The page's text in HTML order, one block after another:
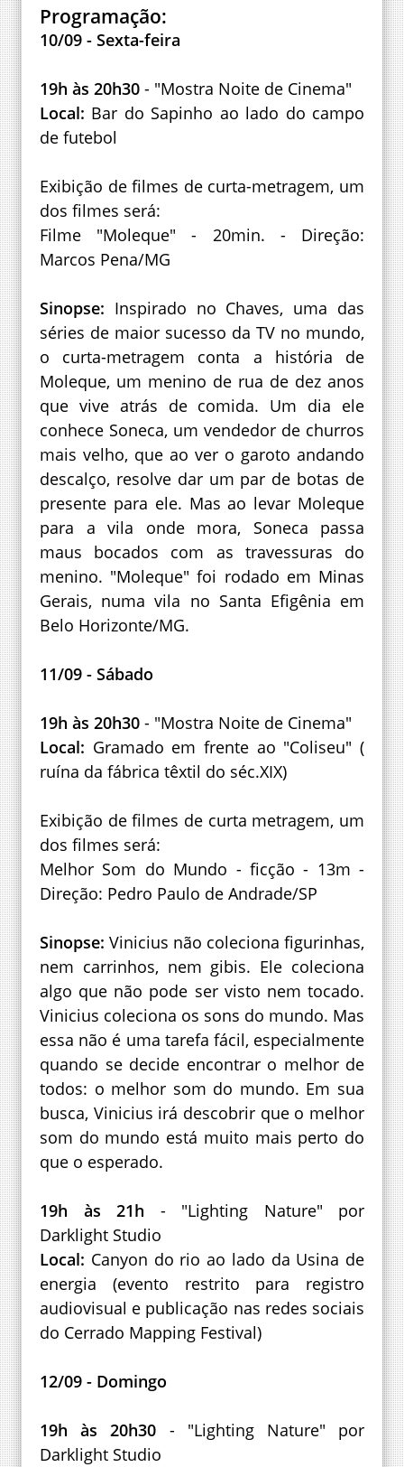
Programação:
10/09 - Sexta-feira
19h às 20h30 - "Mostra Noite de Cinema"
Local: Bar do Sapinho ao lado do campo
de futebol
Exibição de filmes de curta-metragem, um
dos filmes será:
Filme "Moleque" - 20min. - Direção:
Marcos Pena/MG
Sinopse: Inspirado no Chaves, uma das
séries de maior sucesso da TV no mundo,
o curta-metragem conta a história de
Moleque, um menino de rua de dez anos
que vive atrás de comida. Um dia ele
conhece Soneca, um vendedor de churros
mais velho, que ao ver o garoto andando
descalço, resolve dar um par de botas de
presente para ele. Mas ao levar Moleque
para a vila onde mora, Soneca passa
maus bocados com as travessuras do
menino. "Moleque" foi rodado em Minas
Gerais, numa vila no Santa Efigênia em
Belo Horizonte/MG.
11/09 - Sábado
19h às 20h30 - "Mostra Noite de Cinema"
Local: Gramado em frente ao "Coliseu" (
ruína da fábrica têxtil do séc.XIX)
Exibição de filmes de curta metragem, um
dos filmes será:
Melhor Som do Mundo - ficção - 13m -
Direção: Pedro Paulo de Andrade/SP
Sinopse: Vinicius não coleciona figurinhas,
nem carrinhos, nem gibis. Ele coleciona
algo que não pode ser visto nem tocado.
Vinicius coleciona os sons do mundo. Mas
essa não é uma tarefa fácil, especialmente
quando se decide encontrar o melhor de
todos: o melhor som do mundo. Em sua
busca, Vinicius irá descobrir que o melhor
som do mundo está muito mais perto do
que o esperado.
19h às 21h - "Lighting Nature" por
Darklight Studio
Local: Canyon do rio ao lado da Usina de
energia (evento restrito para registro
audiovisual e publicação nas redes sociais
do Cerrado Mapping Festival)
12/09 - Domingo
19h às 20h30 - "Lighting Nature" por
Darklight Studio